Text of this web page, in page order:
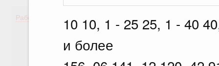
10 10, 1 - 25 25, 1 - 40
и более
Работа Правительства
Здоровье